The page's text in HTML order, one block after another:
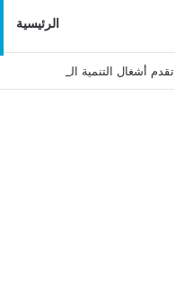
الرئيسية
تقدم أشغال التنمية المحلية في